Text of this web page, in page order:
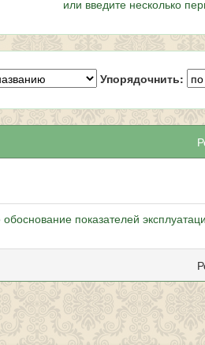
или введите несколько
Упорядочнить:
показателей